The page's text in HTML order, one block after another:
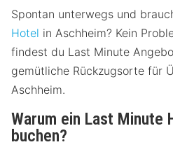
Spontan unterwegs und
Hotel in Aschheim? Kein
findest du Last Minute
gemütliche Rückzugsorte für
Aschheim.
Warum ein Last Minute
buchen?